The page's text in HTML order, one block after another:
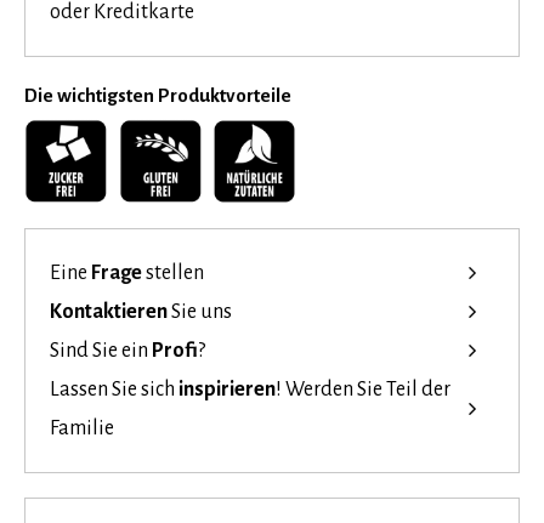
oder Kreditkarte
Die wichtigsten Produktvorteile
Eine Fragestellen
KontaktierenSie uns
Sind Sie ein Profi?
Lassen Sie sich inspirieren! Werden Sie Teil der
Familie